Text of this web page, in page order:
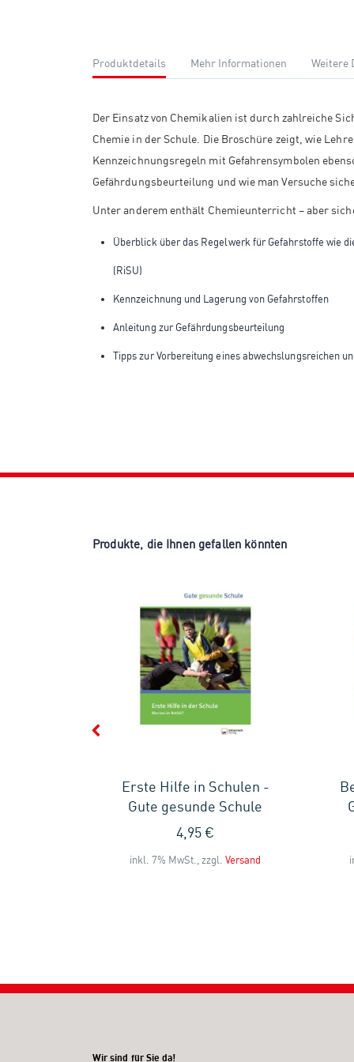
Produktdetails
Der Einsatz von Chemikalien ist durch zahlreiche
Chemie in der Schule. Die Broschüre zeigt, wie
Kennzeichnungsregeln mit Gefahrensymbolen
Gefährdungsbeurteilung und wie man Versuche
Unter anderem enthält Chemieunterricht – aber
Überblick über das Regelwerk für Gefahrstoffe wie
(RiSU)
Kennzeichnung und Lagerung von Gefahrstoffen
Anleitung zur Gefährdungsbeurteilung
Tipps zur Vorbereitung eines abwechslungsreichen
Mehr Informationen Weitere
Produkte, die Ihnen gefallen könnten
Erste Hilfe in Schulen -
Gute gesunde Schule
4,95 €
inkl. 7% MwSt., zzgl. Versand
Wir sind für Sie da!